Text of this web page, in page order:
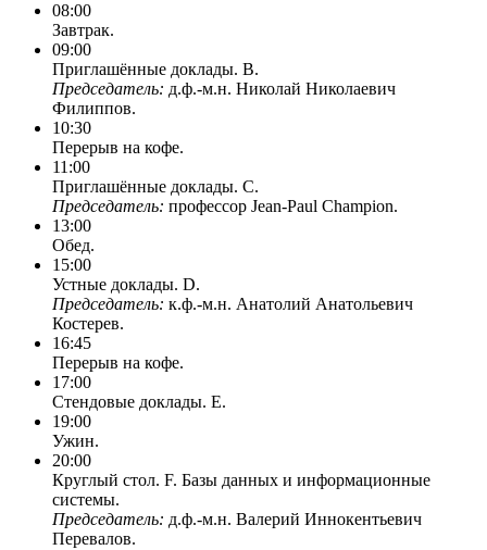
08:00
Завтрак.
09:00
Приглашённые доклады. B.
Председатель: д.ф.-м.н. Николай Николаевич
Филиппов.
10:30
Перерыв на кофе.
11:00
Приглашённые доклады. C.
Председатель: профессор Jean-Paul Champion.
13:00
Обед.
15:00
Устные доклады. D.
Председатель: к.ф.-м.н. Анатолий Анатольевич
Костерев.
16:45
Перерыв на кофе.
17:00
Стендовые доклады. E.
19:00
Ужин.
20:00
Круглый стол. F. Базы данных и информационные
системы.
Председатель: д.ф.-м.н. Валерий Иннокентьевич
Перевалов.